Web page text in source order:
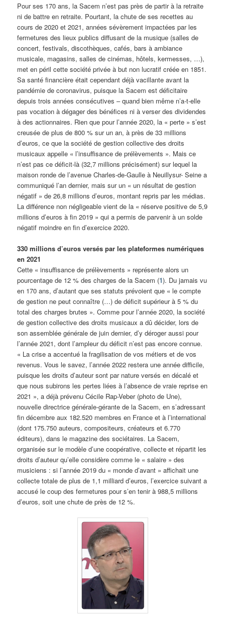
Pour ses 170 ans, la Sacem n’est pas près de partir à la retraite
ni de battre en retraite. Pourtant, la chute de ses recettes au
cours de 2020 et 2021, années sévèrement impactées par les
fermetures des lieux publics diffusant de la musique (salles de
concert, festivals, discothèques, cafés, bars à ambiance
musicale, magasins, salles de cinémas, hôtels, kermesses, …),
met en péril cette société privée à but non lucratif créée en 1851.
Sa santé financière était cependant déjà vacillante avant la
pandémie de coronavirus, puisque la Sacem est déficitaire
depuis trois années consécutives – quand bien même n’a-t-elle
pas vocation à dégager des bénéfices ni à verser des dividendes
à des actionnaires. Rien que pour l’année 2020, la « perte » s’est
creusée de plus de 800 % sur un an, à près de 33 millions
d’euros, ce que la société de gestion collective des droits
musicaux appelle « l’insuffisance de prélèvements ». Mais ce
n’est pas ce déficit-là (32,7 millions précisément) sur lequel la
maison ronde de l’avenue Charles-de-Gaulle à Neuillysur- Seine a
communiqué l’an dernier, mais sur un « un résultat de gestion
négatif » de 26,8 millions d’euros, montant repris par les médias.
La différence non négligeable vient de la « réserve positive de 5,9
millions d’euros à fin 2019 » qui a permis de parvenir à un solde
négatif moindre en fin d’exercice 2020.
330 millions d’euros versés par les plateformes numériques
en 2021
Cette « insuffisance de prélèvements » représente alors un
pourcentage de 12 % des charges de la Sacem (1). Du jamais vu
en 170 ans, d’autant que ses statuts prévoient que « le compte
de gestion ne peut connaître (…) de déficit supérieur à 5 % du
total des charges brutes ». Comme pour l’année 2020, la société
de gestion collective des droits musicaux a dû décider, lors de
son assemblée générale de juin dernier, d’y déroger aussi pour
l’année 2021, dont l’ampleur du déficit n’est pas encore connue.
« La crise a accentué la fragilisation de vos métiers et de vos
revenus. Vous le savez, l’année 2022 restera une année difficile,
puisque les droits d’auteur sont par nature versés en décalé et
que nous subirons les pertes liées à l’absence de vraie reprise en
2021 », a déjà prévenu Cécile Rap-Veber (photo de Une),
nouvelle directrice générale-gérante de la Sacem, en s’adressant
fin décembre aux 182.520 membres en France et à l’international
(dont 175.750 auteurs, compositeurs, créateurs et 6.770
éditeurs), dans le magazine des sociétaires. La Sacem,
organisée sur le modèle d’une coopérative, collecte et répartit les
droits d’auteur qu’elle considère comme le « salaire » des
musiciens : si l’année 2019 du « monde d’avant » affichait une
collecte totale de plus de 1,1 milliard d’euros, l’exercice suivant a
accusé le coup des fermetures pour s’en tenir à 988,5 millions
d’euros, soit une chute de près de 12 %.